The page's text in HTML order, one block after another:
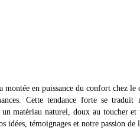
en puissance du confort chez le
Cette tendance forte se
matériau naturel, doux au toucher
idées, témoignages et notre passion